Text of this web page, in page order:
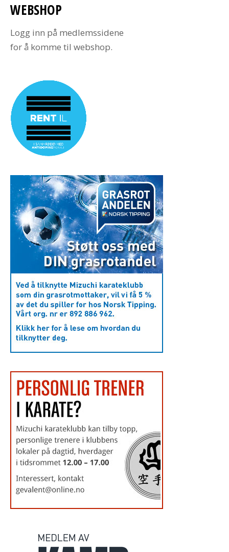
WEBSHOP
Logg inn på medlemssidene
for å komme til webshop.